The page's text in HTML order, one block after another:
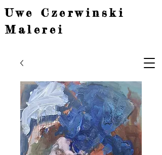
Uwe Czerwinski
Malerei